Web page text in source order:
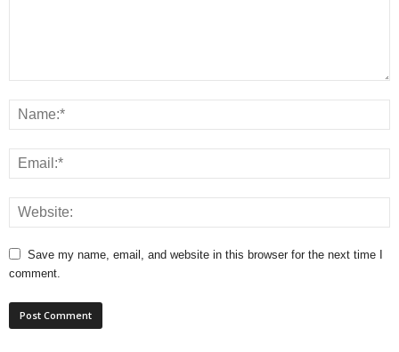
Save my name, email, and website in this browser for the next time I
comment.